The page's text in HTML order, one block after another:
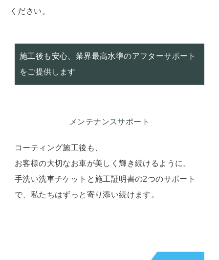
ください。
施工後も安心、業界最高水準のアフターサポート
をご提供します
メンテナンスサポート
コーティング施工後も、
お客様の大切なお車が美しく輝き続けるように。
手洗い洗車チケットと施工証明書の2つのサポート
で、私たちはずっと寄り添い続けます。